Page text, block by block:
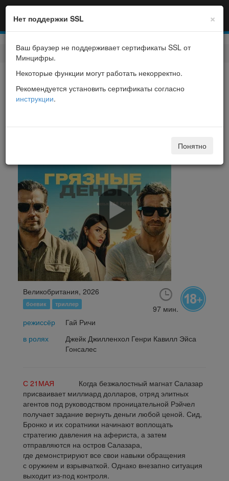
Фильмы> Грязные деньги
Грязные деньги
In the Grey
Великобритания, 2026
боевик триллер
97 мин.
режиссёр
Гай Ричи
в ролях
Джейк Джилленхол Генри Кавилл Эйса
Гонсалес
С 21МАЯ
Когда безжалостный магнат Салазар
присваивает миллиард долларов, отряд элитных
агентов под руководством проницательной Рэйчел
получает задание вернуть деньги любой ценой. Сид,
Бронко и их соратники начинают воплощать
стратегию давления на афериста, а затем
отправляются на остров Салазара,
где демонстрируют все свои навыки обращения
с оружием и взрывчаткой. Однако внезапно ситуация
выходит из-под контроля.
Нет поддержки SSL ×
Ваш браузер не поддерживает сертификаты SSL от
Минцифры.
Некоторые функции могут работать некорректно.
Рекомендуется установить сертификаты согласно
инструкции.
Понятно